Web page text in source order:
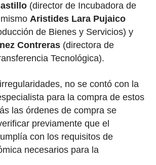
(director de Incubadora de
Aristides Lara Pujaico
de Bienes y Servicios) y
Contreras (directora de
Tecnológica).
no se contó con la
para la compra de estos
las órdenes de compra se
previamente que el
con los requisitos de
necesarios para la